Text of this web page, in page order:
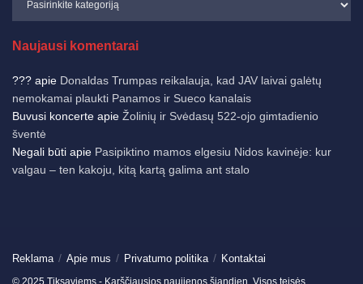
Naujausi komentarai
??? apie Donaldas Trumpas reikalauja, kad JAV laivai galėtų
nemokamai plaukti Panamos ir Sueco kanalais
Buvusi koncerte apie Žolinių ir Svėdasų 522-ojo gimtadienio
šventė
Negali būti apie Pasipiktino mamos elgesiu Nidos kavinėje: kur
valgau – ten kakoju, kitą kartą galima ant stalo
Reklama Apie mus Privatumo politika Kontaktai
© 2025 Tiksaviems - Karščiausios naujienos šiandien. Visos teisės